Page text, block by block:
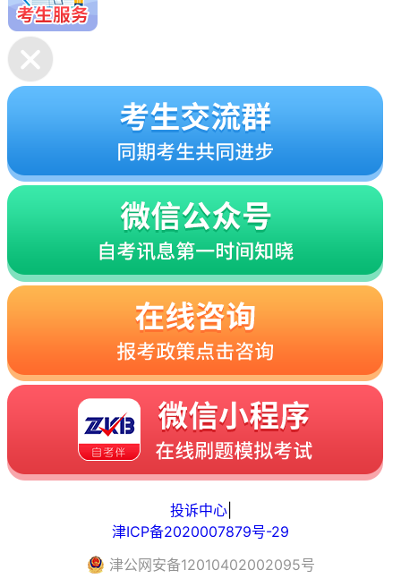
投诉中心|
津ICP备2020007879号-29
津公网安备12010402002095号